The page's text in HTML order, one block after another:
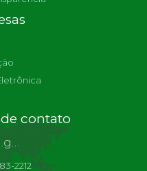
contato
2212